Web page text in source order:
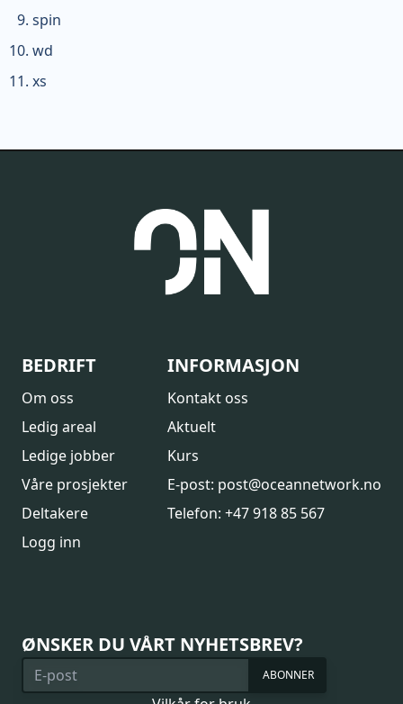
spin
wd
xs
BEDRIFT
Om oss
Ledig areal
Ledige jobber
Våre prosjekter
Deltakere
Logg inn
INFORMASJON
Kontakt oss
Aktuelt
Kurs
E-post: post@oceannetwork.no
Telefon: +47 918 85 567
ØNSKER DU VÅRT NYHETSBREV?
ABONNER